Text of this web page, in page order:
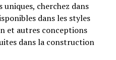
cherchez dans
dans les styles
et autres conceptions
dans la construction